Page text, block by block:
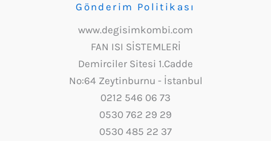
Gönderim Politikası
www.degisimkombi.com
FAN ISI SİSTEMLERİ
Demirciler Sitesi 1.Cadde
No:64 Zeytinburnu - İstanbul
0212 546 06 73
0530 762 29 29
0530 485 22 37